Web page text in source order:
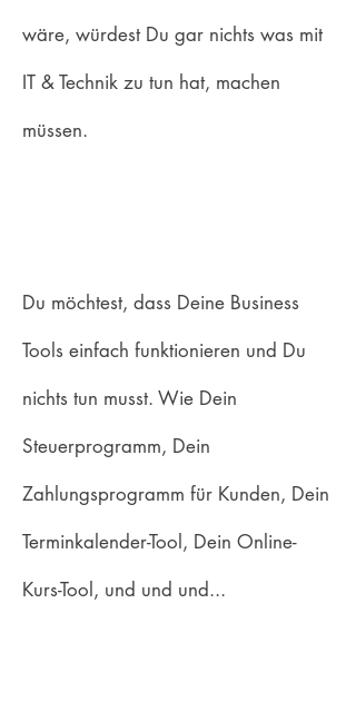
wäre, würdest Du gar nichts was mit
IT & Technik zu tun hat, machen
müssen.
Du möchtest, dass Deine Business
Tools einfach funktionieren und Du
nichts tun musst. Wie Dein
Steuerprogramm, Dein
Zahlungsprogramm für Kunden, Dein
Terminkalender-Tool, Dein Online-
Kurs-Tool, und und und...